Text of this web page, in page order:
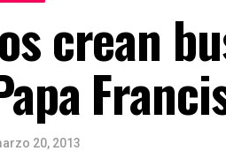
crean
20, 2013